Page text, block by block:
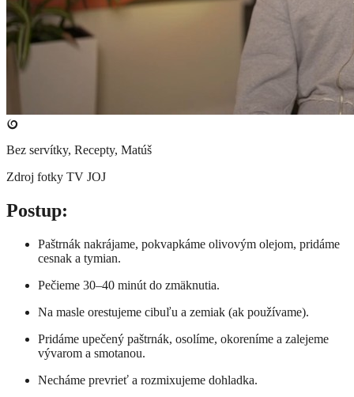
Bez servítky, Recepty, Matúš
Zdroj fotky TV JOJ
​Postup:
Paštrnák nakrájame, pokvapkáme olivovým olejom, pridáme
cesnak a tymian.
Pečieme 30–40 minút do zmäknutia.
Na masle orestujeme cibuľu a zemiak (ak používame).
Pridáme upečený paštrnák, osolíme, okoreníme a zalejeme
vývarom a smotanou.
Necháme prevrieť a rozmixujeme dohladka.